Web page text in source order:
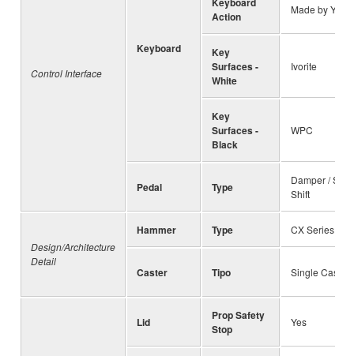
Control Interface
Keyboard
Action
Made by
Key
Surfaces -
White
Ivorite
Key
Surfaces -
Black
WPC
Pedal Type
Damper /
Shift
Design/Architecture
Detail
Hammer Type CX Series
Caster Tipo Single Caster
Lid
Prop Safety
Stop
Yes